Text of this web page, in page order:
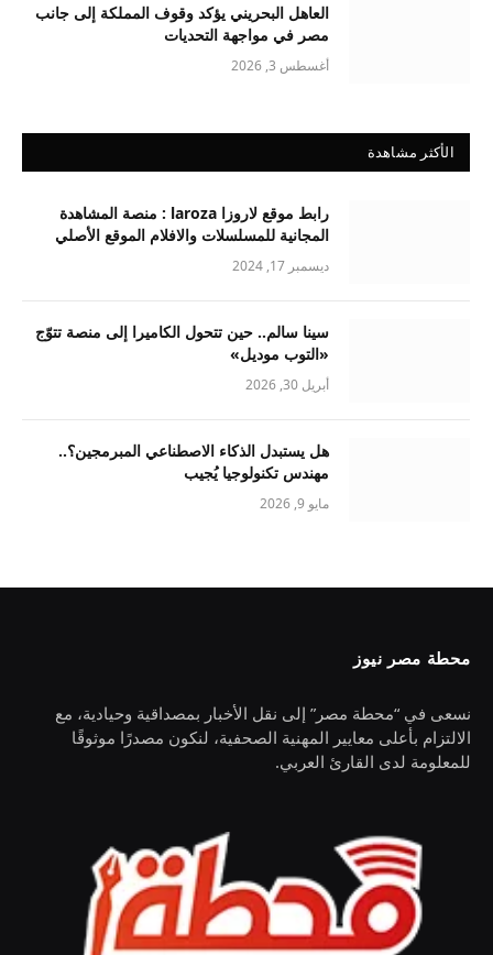
العاهل البحريني يؤكد وقوف المملكة إلى جانب
مصر في مواجهة التحديات
أغسطس 3, 2026
الأكثر مشاهدة
رابط موقع لاروزا laroza : منصة المشاهدة
المجانية للمسلسلات والافلام الموقع الأصلي
ديسمبر 17, 2024
سينا سالم.. حين تتحول الكاميرا إلى منصة تتوّج
«التوب موديل»
أبريل 30, 2026
هل يستبدل الذكاء الاصطناعي المبرمجين؟..
مهندس تكنولوجيا يُجيب
مايو 9, 2026
محطة مصر نيوز
نسعى في “محطة مصر” إلى نقل الأخبار بمصداقية وحيادية، مع
الالتزام بأعلى معايير المهنية الصحفية، لنكون مصدرًا موثوقًا
للمعلومة لدى القارئ العربي.